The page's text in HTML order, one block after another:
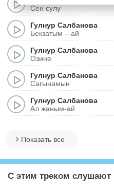
Сен сулу
Гулнур Салбанова
Бекзатым – ай
Гулнур Салбанова
Озине
Гулнур Салбанова
Сагынамын
Гулнур Салбанова
Ал жаным-ай
Показать все
С этим треком слушают